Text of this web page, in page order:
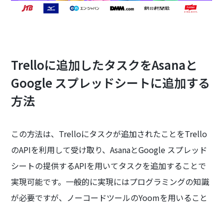
Trelloに追加したタスクをAsanaと
Google スプレッドシートに追加する
方法
この方法は、Trelloにタスクが追加されたことをTrello
のAPIを利用して受け取り、AsanaとGoogle スプレッド
シートの提供するAPIを用いてタスクを追加することで
実現可能です。一般的に実現にはプログラミングの知識
が必要ですが、ノーコードツールのYoomを用いること